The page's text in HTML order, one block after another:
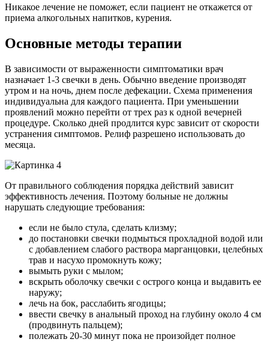
Никакое лечение не поможет, если пациент не откажется от
приема алкогольных напитков, курения.
Основные методы терапии
В зависимости от выраженности симптоматики врач
назначает 1-3 свечки в день. Обычно введение производят
утром и на ночь, днем после дефекации. Схема применения
индивидуальна для каждого пациента. При уменьшении
проявлений можно перейти от трех раз к одной вечерней
процедуре. Сколько дней продлится курс зависит от скорости
устранения симптомов. Релиф разрешено использовать до
месяца.
От правильного соблюдения порядка действий зависит
эффективность лечения. Поэтому больные не должны
нарушать следующие требования:
если не было стула, сделать клизму;
до постановки свечки подмыться прохладной водой или
с добавлением слабого раствора марганцовки, целебных
трав и насухо промокнуть кожу;
вымыть руки с мылом;
вскрыть оболочку свечки с острого конца и выдавить ее
наружу;
лечь на бок, расслабить ягодицы;
ввести свечку в анальный проход на глубину около 4 см
(продвинуть пальцем);
полежать 20-30 минут пока не произойдет полное